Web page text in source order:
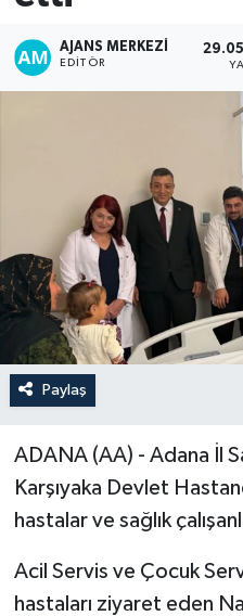
AJANS MERKEZI
EDITÖR
Paylaş
ADANA (AA) - Adana İl
Karşıyaka Devlet
hastalar ve sağlık
Acil Servis ve Çocuk
hastaları ziyaret eden